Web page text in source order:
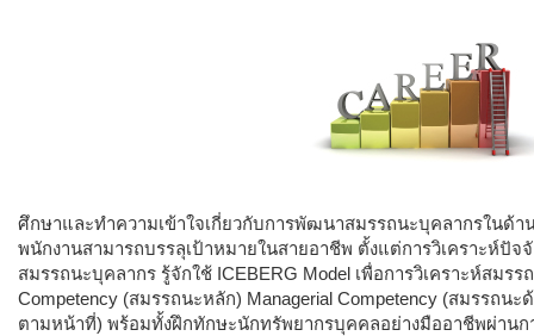
ศึกษาและทำความเข้าใจเกี่ยวกับการพัฒนาสมรรถนะบุคลากรในด้า
พนักงานสามารถบรรลุเป้าหมายในสายอาชีพ ตั้งแต่การวิเคราะห์ปั
สมรรถนะบุคลากร รู้จักใช้ ICEBERG Model เพื่อการวิเคราะห์สมร
Competency (สมรรถนะหลัก) Managerial Competency (สมรรถน
ตามหน้าที่) พร้อมทั้งฝึกทักษะนักทรัพยากรบุคคลอย่างมืออาชีพผ่านกา